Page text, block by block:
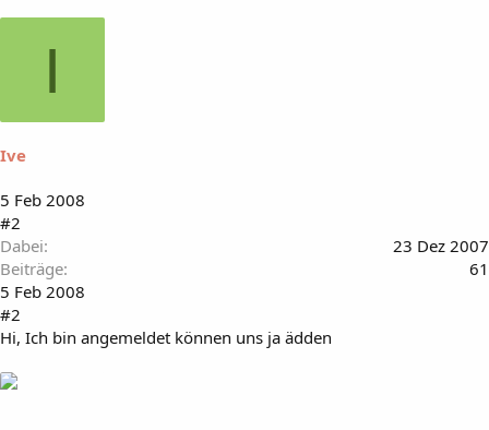
I
Ive
5 Feb 2008
#2
Dabei
23 Dez 2007
Beiträge
61
5 Feb 2008
#2
Hi, Ich bin angemeldet können uns ja ädden